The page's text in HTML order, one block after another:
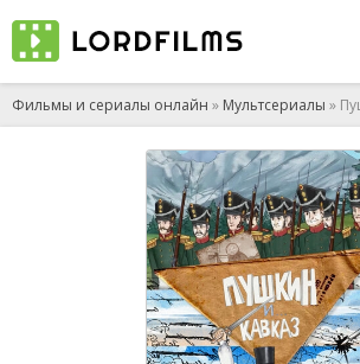
Фильмы и сериалы онлайн » Мультсериалы »